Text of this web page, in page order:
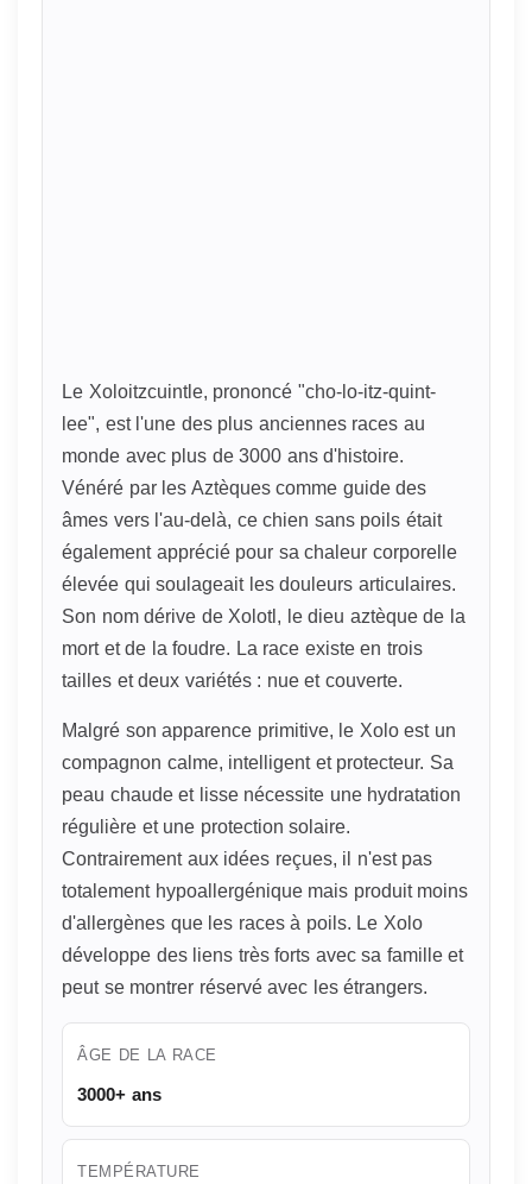
Le Xoloitzcuintle, prononcé "cho-lo-itz-quint-
lee", est l'une des plus anciennes races au
monde avec plus de 3000 ans d'histoire.
Vénéré par les Aztèques comme guide des
âmes vers l'au-delà, ce chien sans poils était
également apprécié pour sa chaleur corporelle
élevée qui soulageait les douleurs articulaires.
Son nom dérive de Xolotl, le dieu aztèque de la
mort et de la foudre. La race existe en trois
tailles et deux variétés : nue et couverte.
Malgré son apparence primitive, le Xolo est un
compagnon calme, intelligent et protecteur. Sa
peau chaude et lisse nécessite une hydratation
régulière et une protection solaire.
Contrairement aux idées reçues, il n'est pas
totalement hypoallergénique mais produit moins
d'allergènes que les races à poils. Le Xolo
développe des liens très forts avec sa famille et
peut se montrer réservé avec les étrangers.
ÂGE DE LA RACE
3000+ ans
TEMPÉRATURE